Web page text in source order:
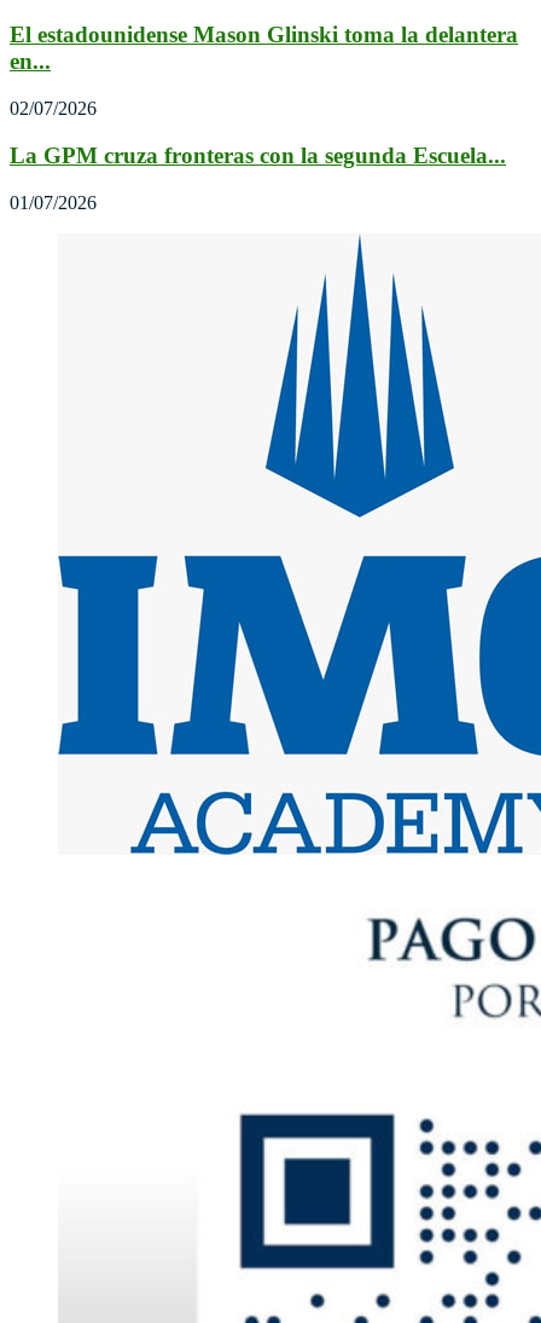
El estadounidense Mason Glinski toma la delantera
en...
02/07/2026
La GPM cruza fronteras con la segunda Escuela...
01/07/2026